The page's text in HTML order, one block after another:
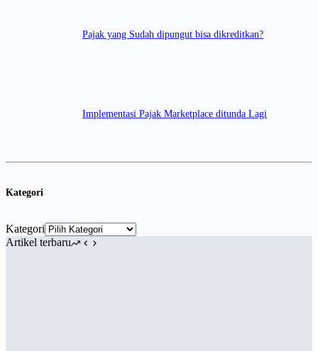
Pajak yang Sudah dipungut bisa dikreditkan?
Implementasi Pajak Marketplace ditunda Lagi
Kategori
Kategori
Artikel terbaru